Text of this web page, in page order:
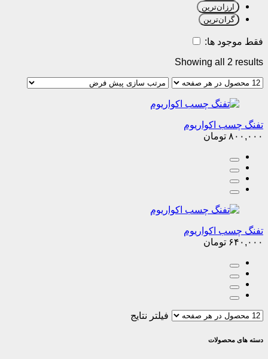
ارزان‌ترین
گران‌ترین
فقط موجود ها:
Showing all 2 results
تفنگ چسب اکواریوم
۸۰۰,۰۰۰ تومان
تفنگ چسب اکواریوم
۶۴۰,۰۰۰ تومان
فیلتر نتایج
دسته های محصولات